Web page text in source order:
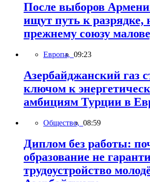
После выборов
ищут путь к разрядке,
прежнему союзу
Европа, 09:23
Азербайджанский газ
ключом к
амбициям Турции в
Общество, 08:59
Диплом без работы:
образование не
трудоустройство